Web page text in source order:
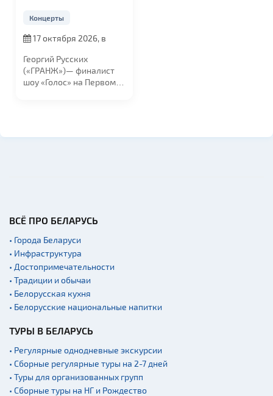
Концерты
17 октября 2026, в
Георгий Русских
(«ГРАНЖ»)— финалист
шоу «Голос» на Первом
ВСЁ ПРО БЕЛАРУСЬ
• Города Беларуси
• Инфраструктура
• Достопримечательности
• Традиции и обычаи
• Белорусская кухня
• Белорусские национальные напитки
ТУРЫ В БЕЛАРУСЬ
• Регулярные однодневные экскурсии
• Сборные регулярные туры на 2-7 дней
• Туры для организованных групп
• Сборные туры на НГ и Рождество